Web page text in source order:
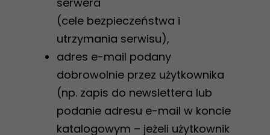
(cele bezpieczeństwa i
utrzymania serwisu),
adres e-mail podany
dobrowolnie przez użytkownika
(np. zapis do newslettera lub
podanie adresu e-mail w koncie
katalogowym – jeżeli użytkownik